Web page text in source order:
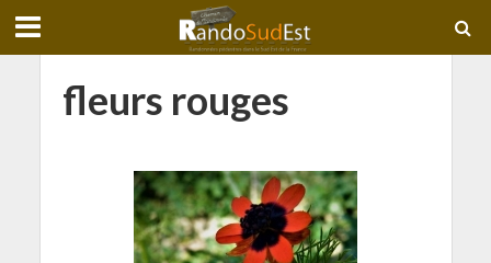
fleurs rouges